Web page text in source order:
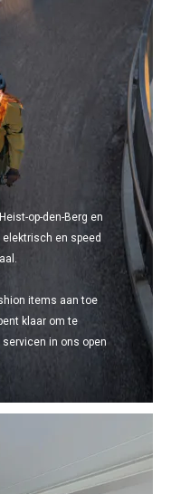
op-den-Berg en
en speed
items aan toe
klaar om te
servicen in ons open